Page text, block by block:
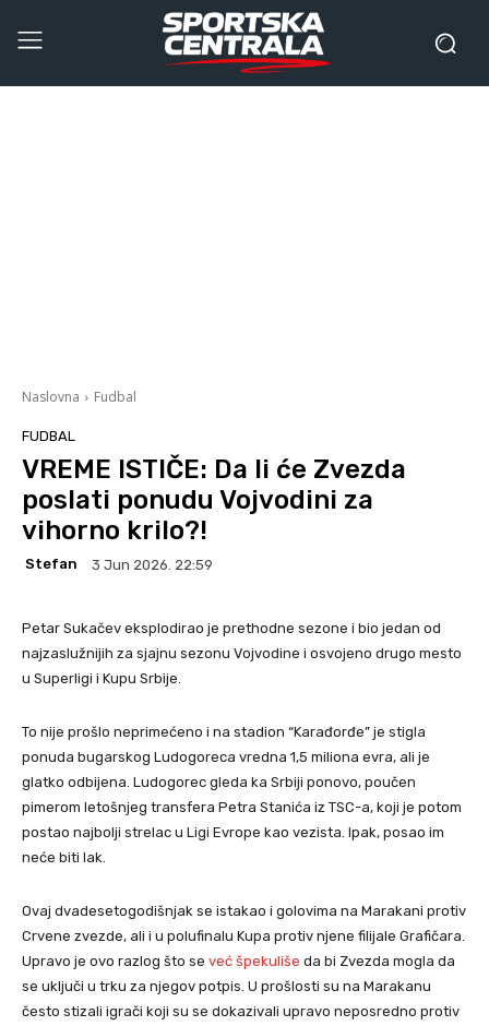
Naslovna Fudbal
FUDBAL
VREME ISTIČE: Da li će Zvezda
poslati ponudu Vojvodini za
vihorno krilo?!
Stefan 3 Jun 2026. 22:59
Petar Sukačev eksplodirao je prethodne sezone i bio jedan od
najzaslužnijih za sjajnu sezonu Vojvodine i osvojeno drugo mesto
u Superligi i Kupu Srbije.
To nije prošlo neprimećeno i na stadion “Karađorđe” je stigla
ponuda bugarskog Ludogoreca vredna 1,5 miliona evra, ali je
glatko odbijena. Ludogorec gleda ka Srbiji ponovo, poučen
pimerom letošnjeg transfera Petra Stanića iz TSC-a, koji je potom
postao najbolji strelac u Ligi Evrope kao vezista. Ipak, posao im
neće biti lak.
Ovaj dvadesetogodišnjak se istakao i golovima na Marakani protiv
Crvene zvezde, ali i u polufinalu Kupa protiv njene filijale Grafičara.
Upravo je ovo razlog što se već špekuliše da bi Zvezda mogla da
se uključi u trku za njegov potpis. U prošlosti su na Marakanu
često stizali igrači koji su se dokazivali upravo neposredno protiv